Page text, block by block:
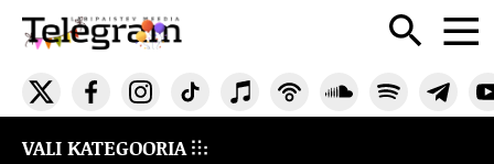
VALI KATEGOORIA